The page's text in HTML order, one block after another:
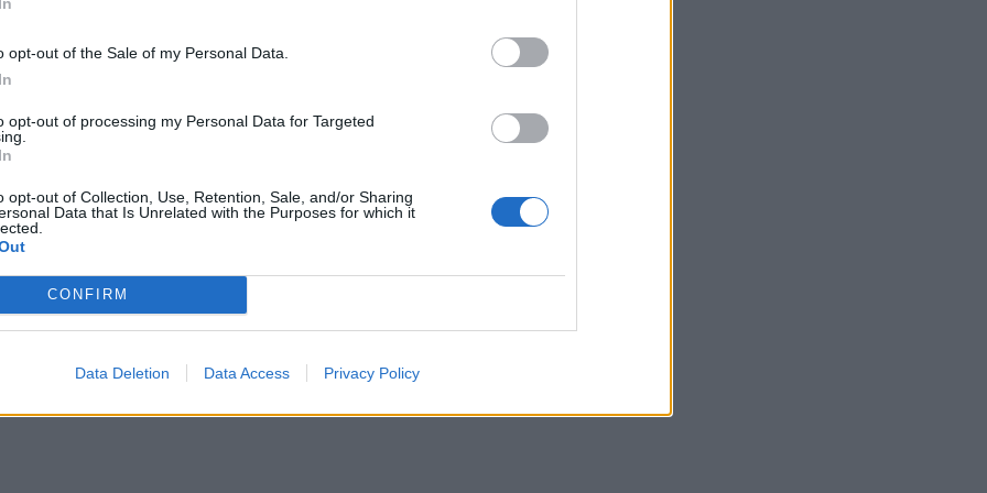
opt-out of the Sale of my Personal Data.
opt-out of processing my Personal Data for Targeted
opt-out of Collection, Use, Retention, Sale, and/or Sharing
Data that Is Unrelated with the Purposes for which it
CONFIRM
Data Deletion Data Access Privacy Policy
εξετάσεις σε άπορες
μαστού και τεστ Παπανικολάου
άπορες γυναίκες οι γυναικολόγοι της